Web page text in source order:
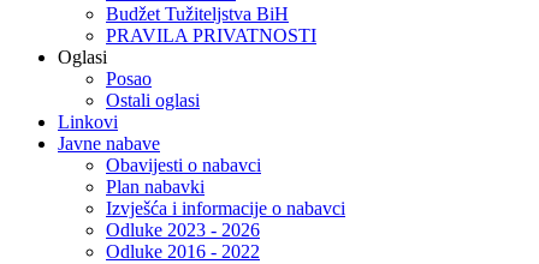
Budžet Tužiteljstva BiH
PRAVILA PRIVATNOSTI
Oglasi
Posao
Ostali oglasi
Linkovi
Javne nabave
Obavijesti o nabavci
Plan nabavki
Izvješća i informacije o nabavci
Odluke 2023 - 2026
Odluke 2016 - 2022